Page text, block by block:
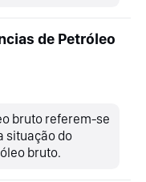
de Petróleo
bruto referem-se
situação do
bruto.